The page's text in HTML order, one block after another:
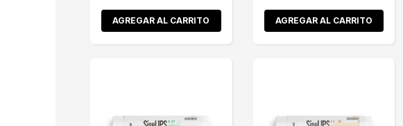
AGREGAR AL CARRITO AGREGAR AL CARRITO